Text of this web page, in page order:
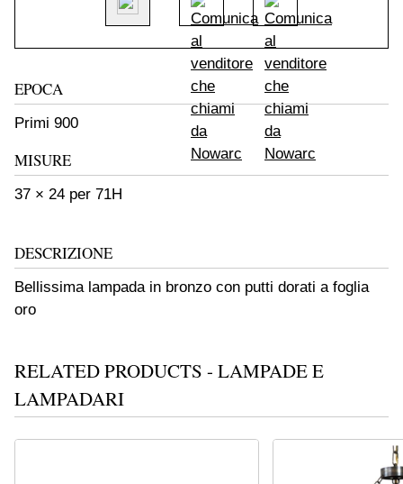
EPOCA
Primi 900
MISURE
37 × 24 per 71H
DESCRIZIONE
Bellissima lampada in bronzo con putti dorati a foglia
oro
RELATED PRODUCTS - LAMPADE E
LAMPADARI